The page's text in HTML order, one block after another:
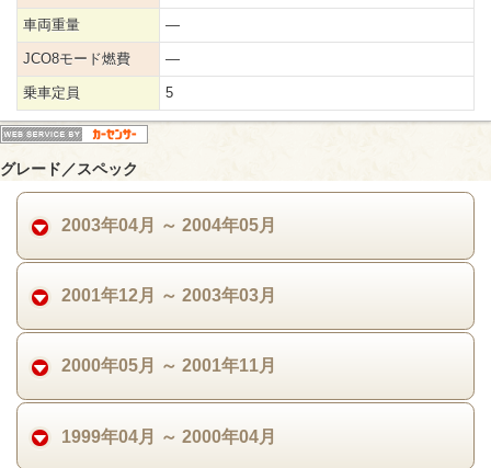
車両重量 ―
JCO8モード燃費 ―
乗車定員 5
グレード／スペック
2003年04月 ～ 2004年05月
2001年12月 ～ 2003年03月
2000年05月 ～ 2001年11月
1999年04月 ～ 2000年04月